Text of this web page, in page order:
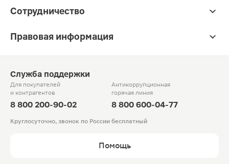
Сотрудничество
Правовая информация
Служба поддержки
Для покупателей
и контрагентов
8 800 200-90-02
Антикоррупционная
горячая линия
8 800 600-04-77
Круглосуточно, звонок по России бесплатный
Помощь